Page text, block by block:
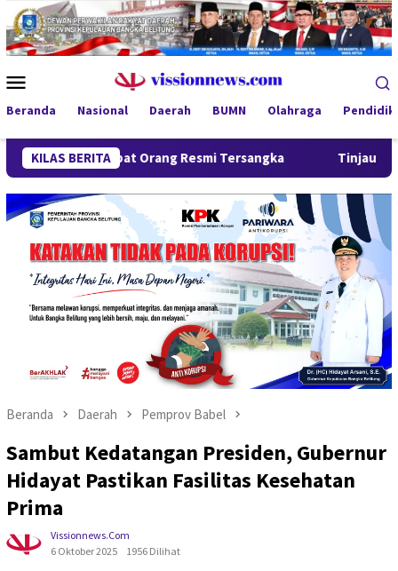
Loncat
ke
konten
Mobile
Beranda Nasional Daerah BUMN Olahraga
KILAS BERITA
Orang Resmi Tersangka Tinjau Program MBG 3B
Beranda Daerah Pemprov Babel
Sambut Kedatangan Presiden, Gubernur
Hidayat Pastikan Fasilitas Kesehatan
Prima
Vissionnews.com
6 Oktober 2025
1956 Dilihat